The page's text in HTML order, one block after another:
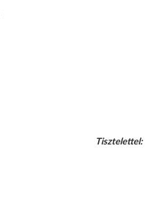
Tisztelettel: